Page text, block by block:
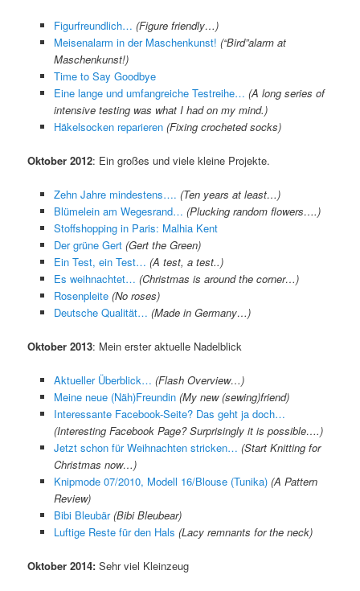
Figurfreundlich… (Figure friendly…)
Meisenalarm in der Maschenkunst! (“Bird”alarm at
Maschenkunst!)
Time to Say Goodbye
Eine lange und umfangreiche Testreihe… (A long series of
intensive testing was what I had on my mind.)
Häkelsocken reparieren (Fixing crocheted socks)
Oktober 2012: Ein großes und viele kleine Projekte.
Zehn Jahre mindestens…. (Ten years at least…)
Blümelein am Wegesrand… (Plucking random flowers….)
Stoffshopping in Paris: Malhia Kent
Der grüne Gert (Gert the Green)
Ein Test, ein Test… (A test, a test..)
Es weihnachtet… (Christmas is around the corner…)
Rosenpleite (No roses)
Deutsche Qualität… (Made in Germany…)
Oktober 2013: Mein erster aktuelle Nadelblick
Aktueller Überblick… (Flash Overview…)
Meine neue (Näh)Freundin (My new (sewing)friend)
Interessante Facebook-Seite? Das geht ja doch…
(Interesting Facebook Page? Surprisingly it is possible….)
Jetzt schon für Weihnachten stricken… (Start Knitting for
Christmas now…)
Knipmode 07/2010, Modell 16/Blouse (Tunika) (A Pattern
Review)
Bibi Bleubär (Bibi Bleubear)
Luftige Reste für den Hals (Lacy remnants for the neck)
Oktober 2014:Sehr viel Kleinzeug